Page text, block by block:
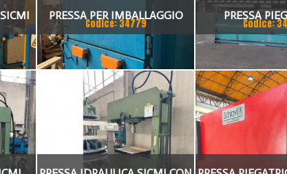
PRESSA PER IMBALLAGGIO
Codice: 34779
PRESSA
VIMERCATI
Codice: